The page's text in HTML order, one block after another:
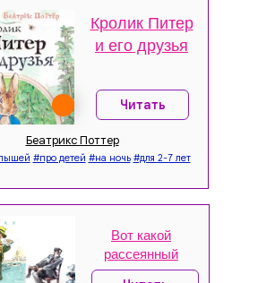
Кролик Питер
и его друзья
Беатрикс Поттер
Читать
Вот какой
рассеянный
#про детей #на ночь #для 2-7 лет